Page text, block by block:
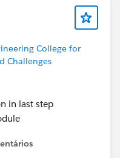
College for
Challenges
in last step